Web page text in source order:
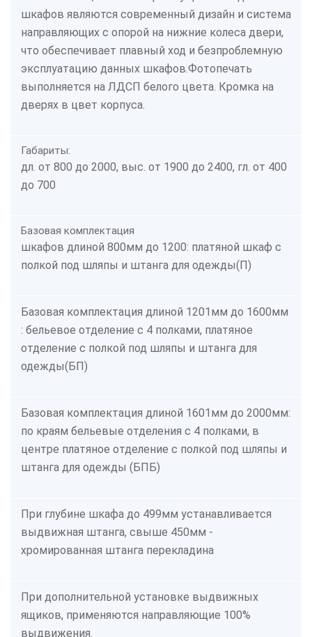
шкафов являются современный дизайн и система
направляющих с опорой на нижние колеса двери,
что обеспечивает плавный ход и безпроблемную
эксплуатацию данных шкафов.Фотопечать
выполняется на ЛДСП белого цвета. Кромка на
дверях в цвет корпуса.
Габариты:
дл. от 800 до 2000, выс. от 1900 до 2400, гл. от 400
до 700
Базовая комплектация
шкафов длиной 800мм до 1200: платяной шкаф с
полкой под шляпы и штанга для одежды(П)
Базовая комплектация длиной 1201мм до 1600мм
: бельевое отделение с 4 полками, платяное
отделение с полкой под шляпы и штанга для
одежды(БП)
Базовая комплектация длиной 1601мм до 2000мм:
по краям бельевые отделения с 4 полками, в
центре платяное отделение с полкой под шляпы и
штанга для одежды (БПБ)
При глубине шкафа до 499мм устанавливается
выдвижная штанга, свыше 450мм -
хромированная штанга перекладина
При дополнительной установке выдвижных
ящиков, применяются направляющие 100%
выдвижения.